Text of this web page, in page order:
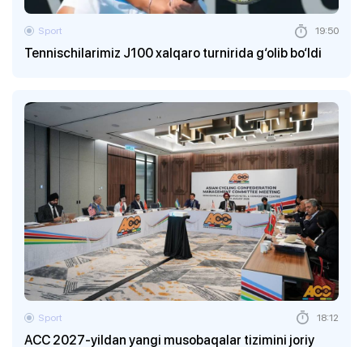
Tennischilarimiz J100 xalqaro turnirida g‘olib bo‘ldi
Sport 19:50
ACC 2027-yildan yangi musobaqalar tizimini joriy
Sport 18:12